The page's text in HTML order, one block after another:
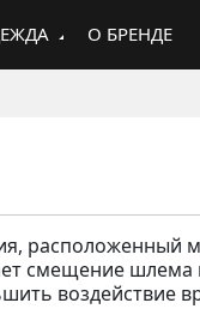
О БРЕНДЕ
смещение